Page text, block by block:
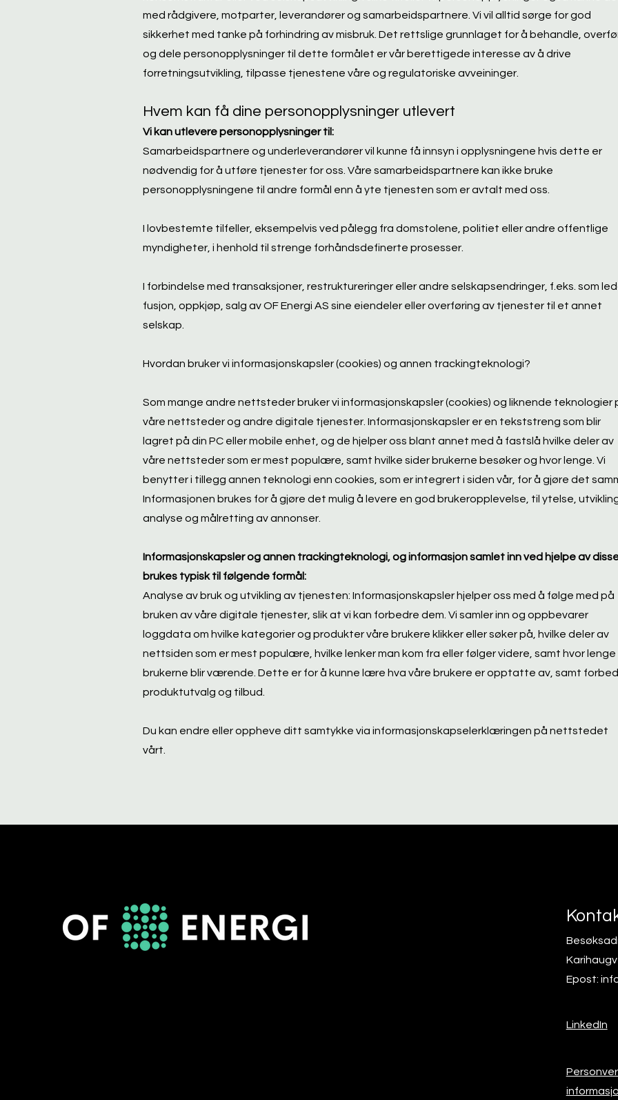
med rådgivere, motparter, leverandører og samarbeidspartnere. Vi vil alltid sørge for god
sikkerhet med tanke på forhindring av misbruk. Det rettslige grunnlaget for å behandle,
og dele personopplysninger til dette formålet er vår berettigede interesse av å drive
forretningsutvikling, tilpasse tjenestene våre og regulatoriske avveininger.
Hvem kan få dine personopplysninger utlevert
Vi kan utlevere personopplysninger til:
Samarbeidspartnere og underleverandører vil kunne få innsyn i opplysningene hvis dette er
nødvendig for å utføre tjenester for oss. Våre samarbeidspartnere kan ikke bruke
personopplysningene til andre formål enn å yte tjenesten som er avtalt med oss.
I lovbestemte tilfeller, eksempelvis ved pålegg fra domstolene, politiet eller andre offentlige
myndigheter, i henhold til strenge forhåndsdefinerte prosesser.
I forbindelse med transaksjoner, restruktureringer eller andre selskapsendringer, f.eks. som
fusjon, oppkjøp, salg av OF Energi AS sine eiendeler eller overføring av tjenester til et annet
selskap.
Hvordan bruker vi informasjonskapsler (cookies) og annen trackingteknologi?
Som mange andre nettsteder bruker vi informasjonskapsler (cookies) og liknende teknologier
våre nettsteder og andre digitale tjenester. Informasjonskapsler er en tekststreng som blir
lagret på din PC eller mobile enhet, og de hjelper oss blant annet med å fastslå hvilke deler av
våre nettsteder som er mest populære, samt hvilke sider brukerne besøker og hvor lenge. Vi
benytter i tillegg annen teknologi enn cookies, som er integrert i siden vår, for å gjøre det
Informasjonen brukes for å gjøre det mulig å levere en god brukeropplevelse, til ytelse,
analyse og målretting av annonser.
Informasjonskapsler og annen trackingteknologi, og informasjon samlet inn ved hjelpe av
brukes typisk til følgende formål:
Analyse av bruk og utvikling av tjenesten: Informasjonskapsler hjelper oss med å følge med på
bruken av våre digitale tjenester, slik at vi kan forbedre dem. Vi samler inn og oppbevarer
loggdata om hvilke kategorier og produkter våre brukere klikker eller søker på, hvilke deler av
nettsiden som er mest populære, hvilke lenker man kom fra eller følger videre, samt hvor lenge
brukerne blir værende. Dette er for å kunne lære hva våre brukere er opptatte av, samt
produktutvalg og tilbud.
Du kan endre eller oppheve ditt samtykke via informasjonskapselerklæringen på nettstedet
vårt.
Epost:
LinkedIn